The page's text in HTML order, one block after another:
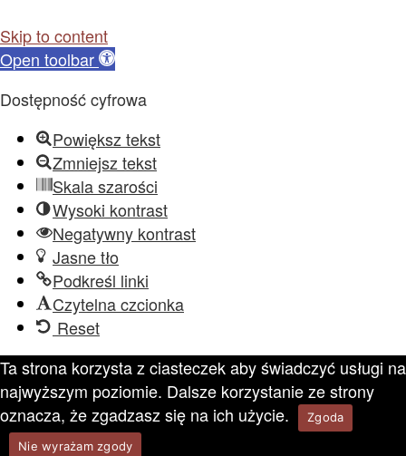
Skip to content
Open toolbar
Dostępność cyfrowa
Powiększ tekst
Zmniejsz tekst
Skala szarości
Wysoki kontrast
Negatywny kontrast
Jasne tło
Podkreśl linki
Czytelna czcionka
Reset
Ta strona korzysta z ciasteczek aby świadczyć usługi na
najwyższym poziomie. Dalsze korzystanie ze strony
oznacza, że zgadzasz się na ich użycie.
Zgoda
Nie wyrażam zgody